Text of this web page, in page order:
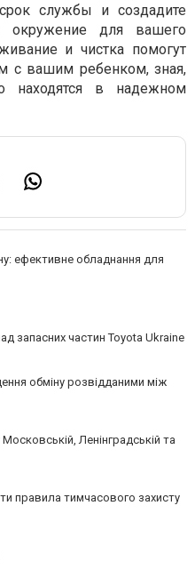
службы и создадите
окружение для вашего
и чистка помогут
с вашим ребенком, зная,
находятся в надежном
ефективне обладнання для
запасних частин Toyota Ukraine
обміну розвідданими між
Ленінградській та
правила тимчасового захисту